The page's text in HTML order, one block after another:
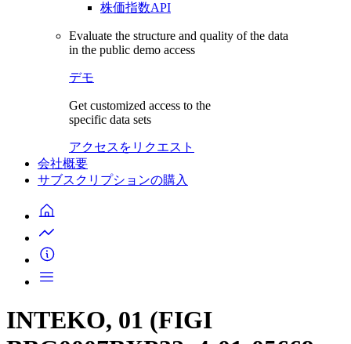
株価指数API
Evaluate the structure and quality of the data
in the public demo access
デモ
Get customized access to the
specific data sets
アクセスをリクエスト
会社概要
サブスクリプションの購入
INTEKO, 01 (FIGI